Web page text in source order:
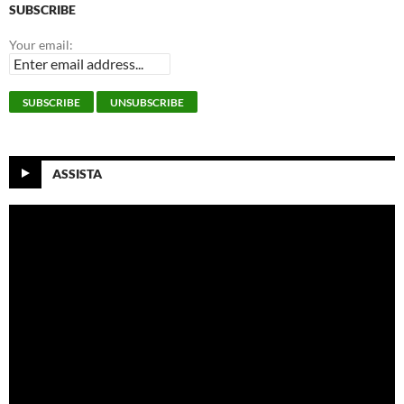
SUBSCRIBE
Your email:
ASSISTA